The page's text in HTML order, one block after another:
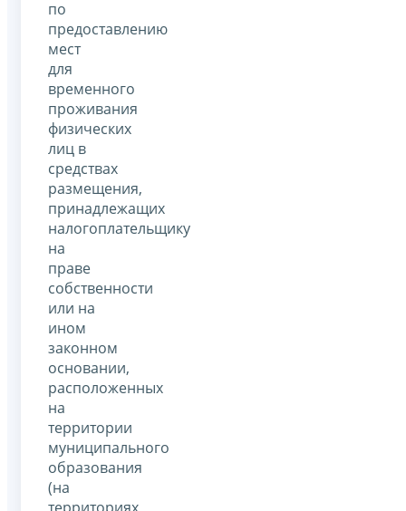
по
предоставлению
мест
для
временного
проживания
физических
лиц в
средствах
размещения,
принадлежащих
налогоплательщику
на
праве
собственности
или на
ином
законном
основании,
расположенных
на
территории
муниципального
образования
(на